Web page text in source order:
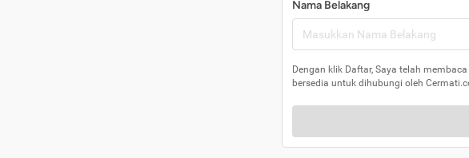
Nama Belakang
Dengan klik Daftar, Saya telah
bersedia untuk dihubungi oleh